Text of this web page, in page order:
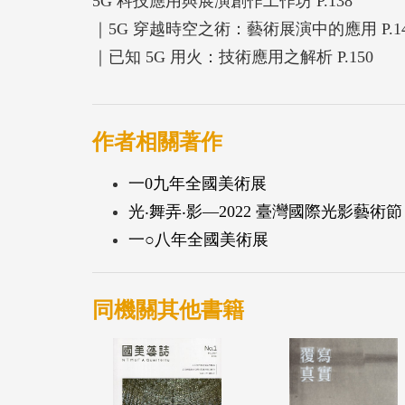
｜5G 穿越時空之術：藝術展演中的應用
｜已知 5G 用火：技術應用之解析 P.150
作者相關著作
一0九年全國美術展
光‧舞弄‧影—2022 臺灣國際光影藝術節
一○八年全國美術展
同機關其他書籍